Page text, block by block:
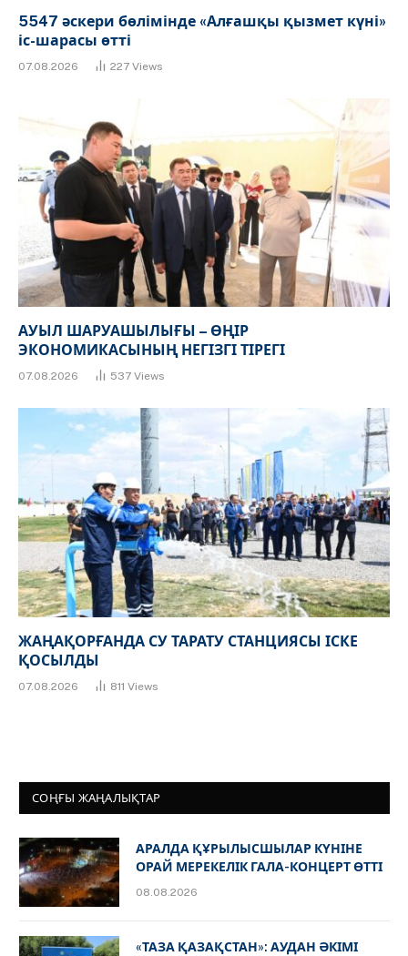
5547 әскери бөлімінде «Алғашқы қызмет күні»
іс-шарасы өтті
07.08.2026 227 Views
АУЫЛ ШАРУАШЫЛЫҒЫ – ӨҢІР
ЭКОНОМИКАСЫНЫҢ НЕГІЗГІ ТІРЕГІ
07.08.2026 537 Views
ЖАҢАҚОРҒАНДА СУ ТАРАТУ СТАНЦИЯСЫ ІСКЕ
ҚОСЫЛДЫ
07.08.2026 811 Views
СОҢҒЫ ЖАҢАЛЫҚТАР
АРАЛДА ҚҰРЫЛЫСШЫЛАР КҮНІНЕ
ОРАЙ МЕРЕКЕЛІК ГАЛА-КОНЦЕРТ ӨТТІ
08.08.2026
«ТАЗА ҚАЗАҚСТАН»: АУДАН ӘКІМІ